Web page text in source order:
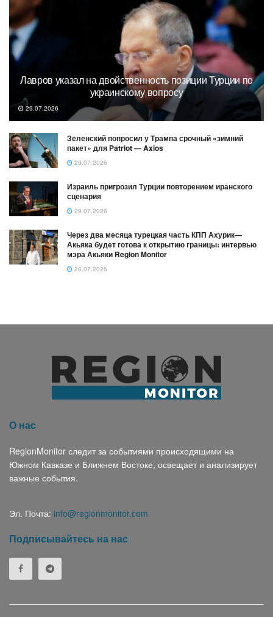
Лавров указал на двойственность позиции Турции по
украинскому вопросу
29.07.2026
Зеленский попросил у Трампа срочный «зимний
пакет» для Patriot — Axios
29.07.2026
Израиль пригрозил Турции повторением иранского
сценария
29.07.2026
Через два месяца турецкая часть КПП Ахурик—
Акьяка будет готова к открытию границы։ интервью
мэра Акьяки Region Monitor
28.07.2026
О нас
RegionMonitor следит за событиями происходящими на
Южном Кавказе и Ближнем Востоке, освещает и анализирует
важные события.
Эл. Почта: info@regionmonitor.com
Подписывайтесь на нас